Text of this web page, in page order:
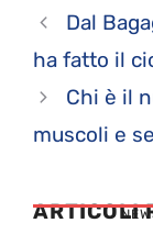
Dal
ha fatto il
Chi è il
muscoli e
ARTICOLI